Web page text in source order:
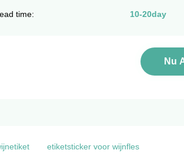
time: 10-20day
Nu
etiketsticker voor wijnfles